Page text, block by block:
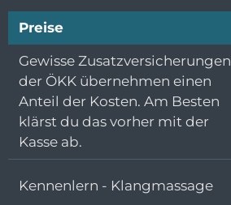
Preise
Gewisse Zusatzversicherungen
der ÖKK übernehmen einen
Anteil der Kosten. Am Besten
klärst du das vorher mit der
Kasse ab.
Kennenlern - Klangmassage